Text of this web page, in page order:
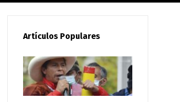
Artículos Populares